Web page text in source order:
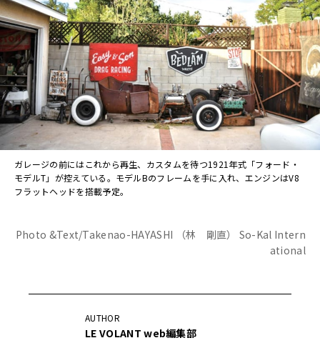
ガレージの前にはこれから再生、カスタムを待つ1921年式「フォード・
モデルT」が控えている。モデルBのフレームを手に入れ、エンジンはV8
フラットヘッドを搭載予定。
Photo &Text/Takenao-HAYASHI （林 剛直） So-Kal Intern
ational
AUTHOR
LE VOLANT web編集部